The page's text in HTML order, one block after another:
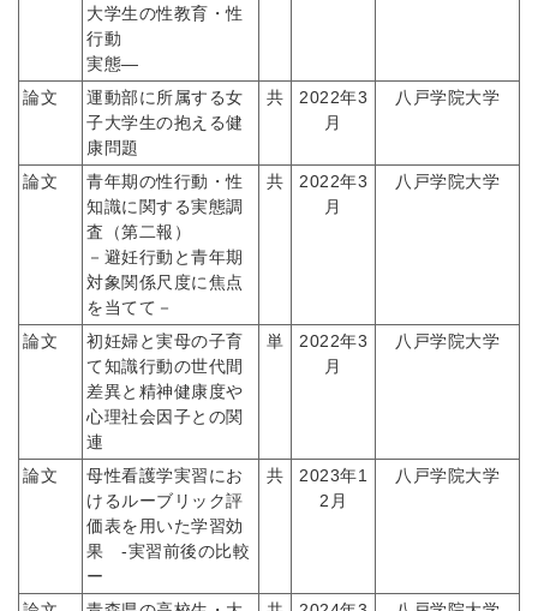
大学生の性教育・性
行動
実態―
論文
運動部に所属する女
子大学生の抱える健
康問題
共
2022年3
月
八戸学院大学
論文
青年期の性行動・性
知識に関する実態調
査（第二報）
－避妊行動と青年期
対象関係尺度に焦点
を当てて－
共
2022年3
月
八戸学院大学
論文
初妊婦と実母の子育
て知識行動の世代間
差異と精神健康度や
心理社会因子との関
連
単
2022年3
月
八戸学院大学
論文
母性看護学実習にお
けるルーブリック評
価表を用いた学習効
果 -実習前後の比較
ー
共
2023年1
2月
八戸学院大学